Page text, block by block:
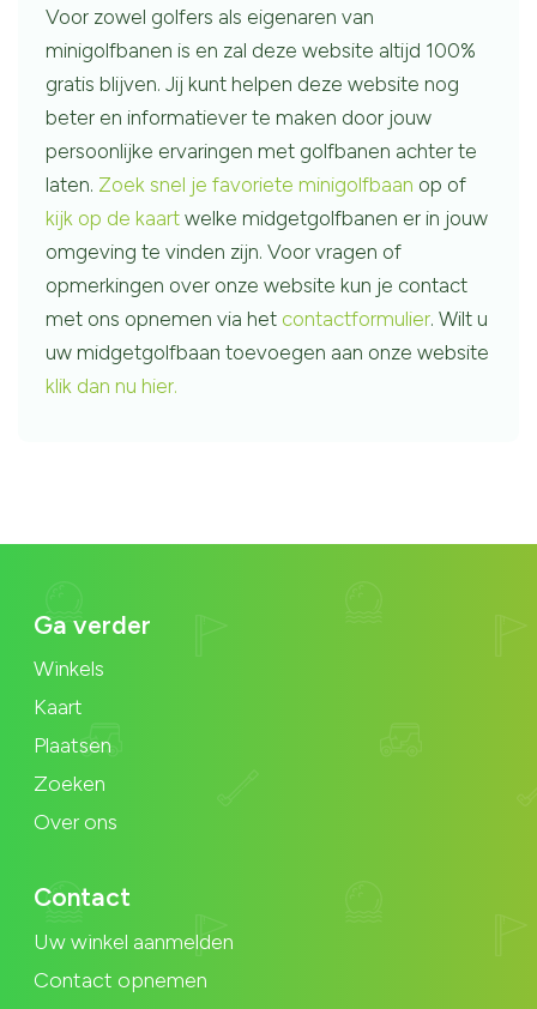
Voor zowel golfers als eigenaren van
minigolfbanen is en zal deze website altijd 100%
gratis blijven. Jij kunt helpen deze website nog
beter en informatiever te maken door jouw
persoonlijke ervaringen met golfbanen achter te
laten. Zoek snel je favoriete minigolfbaan op of
kijk op de kaart welke midgetgolfbanen er in jouw
omgeving te vinden zijn. Voor vragen of
opmerkingen over onze website kun je contact
met ons opnemen via het contactformulier. Wilt u
uw midgetgolfbaan toevoegen aan onze website
klik dan nu hier.
Ga verder
Winkels
Kaart
Plaatsen
Zoeken
Over ons
Contact
Uw winkel aanmelden
Contact opnemen